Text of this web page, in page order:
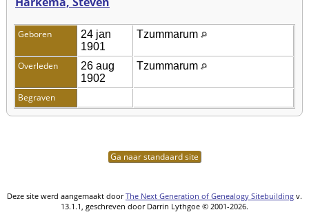
Geboren
24 jan
1901
Tzummarum
Overleden
26 aug
1902
Tzummarum
Begraven
Ga naar standaard site
Deze site werd aangemaakt doorThe Next Generation of Genealogy Sitebuilding v.
13.1.1, geschreven door Darrin Lythgoe © 2001-2026.